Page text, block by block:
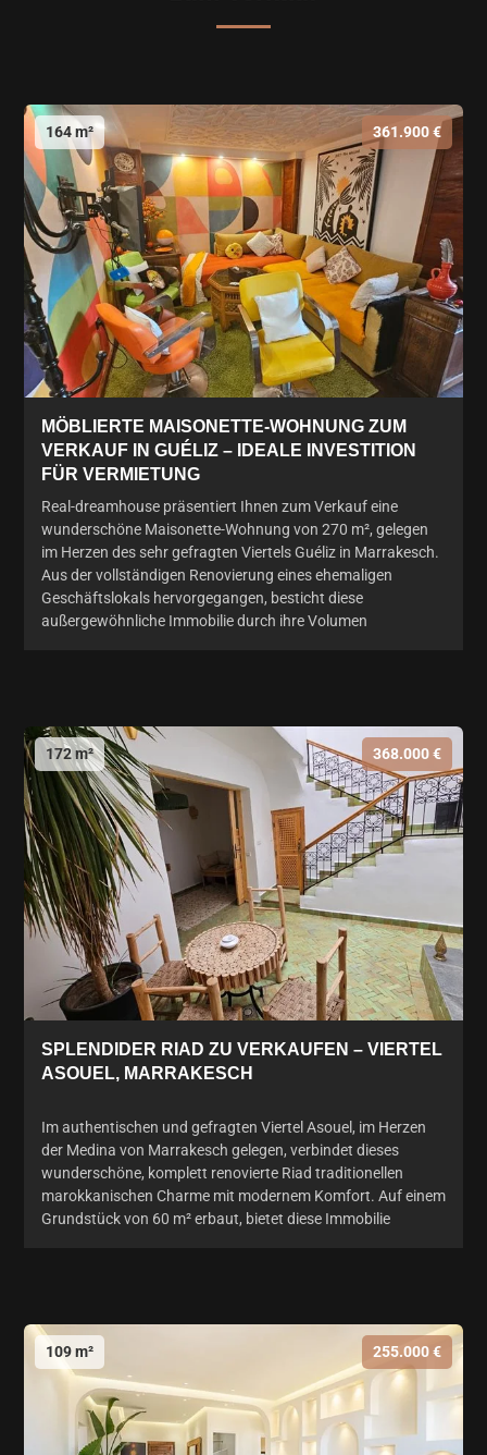
164 m² 361.900 €
MÖBLIERTE MAISONETTE-WOHNUNG ZUM
VERKAUF IN GUÉLIZ – IDEALE INVESTITION
FÜR VERMIETUNG
Real-dreamhouse präsentiert Ihnen zum Verkauf eine
wunderschöne Maisonette-Wohnung von 270 m², gelegen
im Herzen des sehr gefragten Viertels Guéliz in Marrakesch.
Aus der vollständigen Renovierung eines ehemaligen
Geschäftslokals hervorgegangen, besticht diese
außergewöhnliche Immobilie durch ihre Volumen
172 m² 368.000 €
SPLENDIDER RIAD ZU VERKAUFEN – VIERTEL
ASOUEL, MARRAKESCH
Im authentischen und gefragten Viertel Asouel, im Herzen
der Medina von Marrakesch gelegen, verbindet dieses
wunderschöne, komplett renovierte Riad traditionellen
marokkanischen Charme mit modernem Komfort. Auf einem
Grundstück von 60 m² erbaut, bietet diese Immobilie
109 m² 255.000 €